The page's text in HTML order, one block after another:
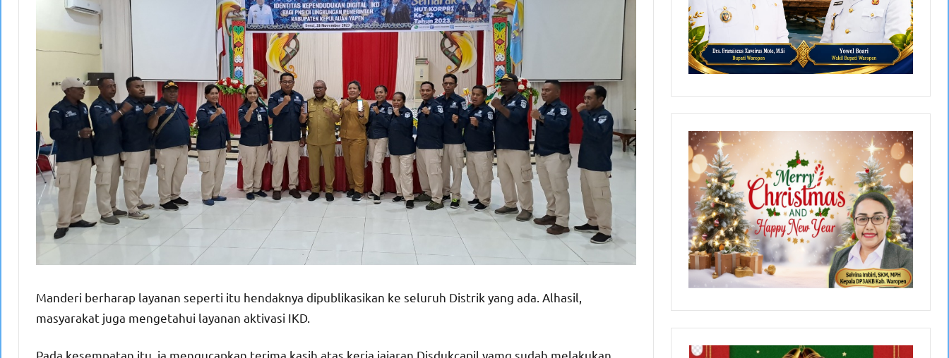
Manderi berharap layanan seperti itu hendaknya dipublikasikan ke seluruh Distrik yang ada. Alhasil,
masyarakat juga mengetahui layanan aktivasi IKD.
Pada kesempatan itu, ia mengucapkan terima kasih atas kerja jajaran Disdukcapil yamg sudah melakukan